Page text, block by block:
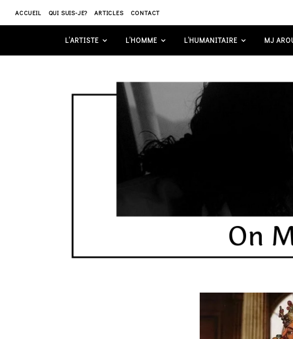
ACCUEIL QUI SUIS-JE? ARTICLES CONTACT
L’ARTISTE L’HOMME L’HUMANITAIRE MJ